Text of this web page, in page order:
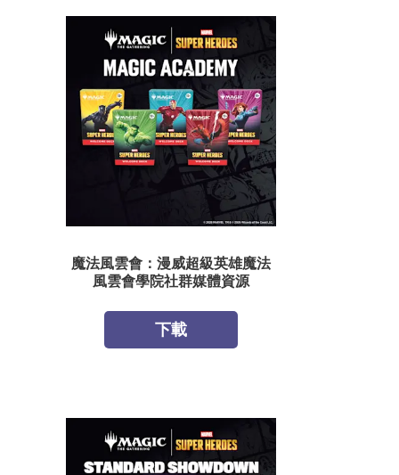
魔法風雲會：漫威超級英雄魔法
風雲會學院社群媒體資源
下載